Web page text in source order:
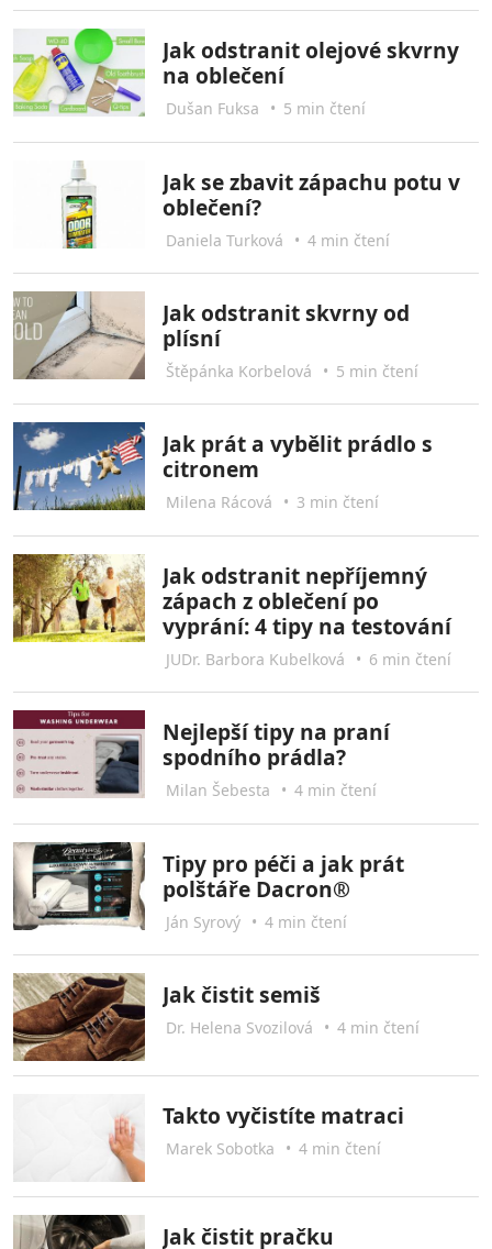
Jak odstranit olejové skvrny
na oblečení
Dušan Fuksa • 5 min čtení
Jak se zbavit zápachu potu v
oblečení?
Daniela Turková • 4 min čtení
Jak odstranit skvrny od
plísní
Štěpánka Korbelová • 5 min čtení
Jak prát a vybělit prádlo s
citronem
Milena Rácová • 3 min čtení
Jak odstranit nepříjemný
zápach z oblečení po
vyprání: 4 tipy na testování
JUDr. Barbora Kubelková • 6 min čtení
Nejlepší tipy na praní
spodního prádla?
Milan Šebesta • 4 min čtení
Tipy pro péči a jak prát
polštáře Dacron®
Ján Syrový • 4 min čtení
Jak čistit semiš
Dr. Helena Svozilová • 4 min čtení
Takto vyčistíte matraci
Marek Sobotka • 4 min čtení
Jak čistit pračku